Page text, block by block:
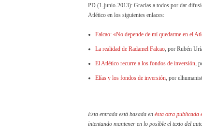
PD (1-junio-2013): Gracias a todos por dar
Atlético en los siguientes enlaces:
Falcao: «No depende de mí quedarme en el
La realidad de Radamel Falcao, por Rubén
El Atlético recurre a los fondos de inversión,
Elías y los fondos de inversión, por
Esta entrada está basada en ésta otra publicada
intentando mantener en lo posible el texto del